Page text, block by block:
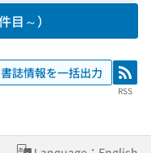
目～）
書誌情報を一括出力 RSS
RSS